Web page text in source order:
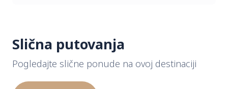
Slična putovanja
Pogledajte slične ponude na ovoj destinaciji